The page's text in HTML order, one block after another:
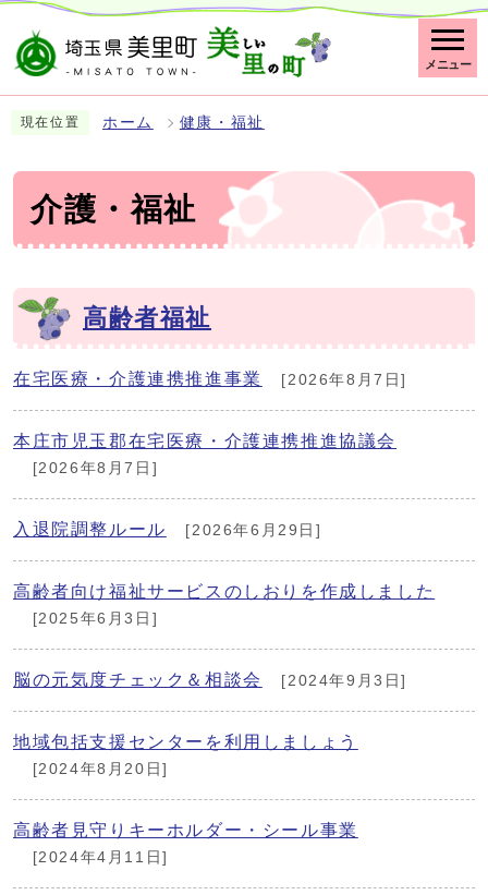
メニュー
現在位置 ホーム 健康・福祉
介護・福祉
高齢者福祉
在宅医療・介護連携推進事業 [2026年8月7日]
本庄市児玉郡在宅医療・介護連携推進協議会
[2026年8月7日]
入退院調整ルール [2026年6月29日]
高齢者向け福祉サービスのしおりを作成しました
[2025年6月3日]
脳の元気度チェック＆相談会 [2024年9月3日]
地域包括支援センターを利用しましょう
[2024年8月20日]
高齢者見守りキーホルダー・シール事業
[2024年4月11日]